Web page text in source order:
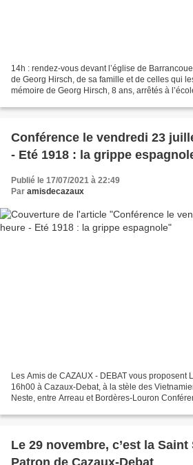
14h : rendez-vous devant l’église de
de Georg Hirsch, de sa famille et de celles qui
mémoire de Georg Hirsch, 8 ans, arrêtés à
Conférence le vendredi 23
- Eté 1918 : la grippe
Publié le 17/07/2021 à 22:49
Par amisdecazaux
Les Amis de CAZAUX - DEBAT vous proposent
16h00 à Cazaux-Debat, à la stèle des
Neste, entre Arreau et Bordères-Louron
Le 29 novembre, c’est la